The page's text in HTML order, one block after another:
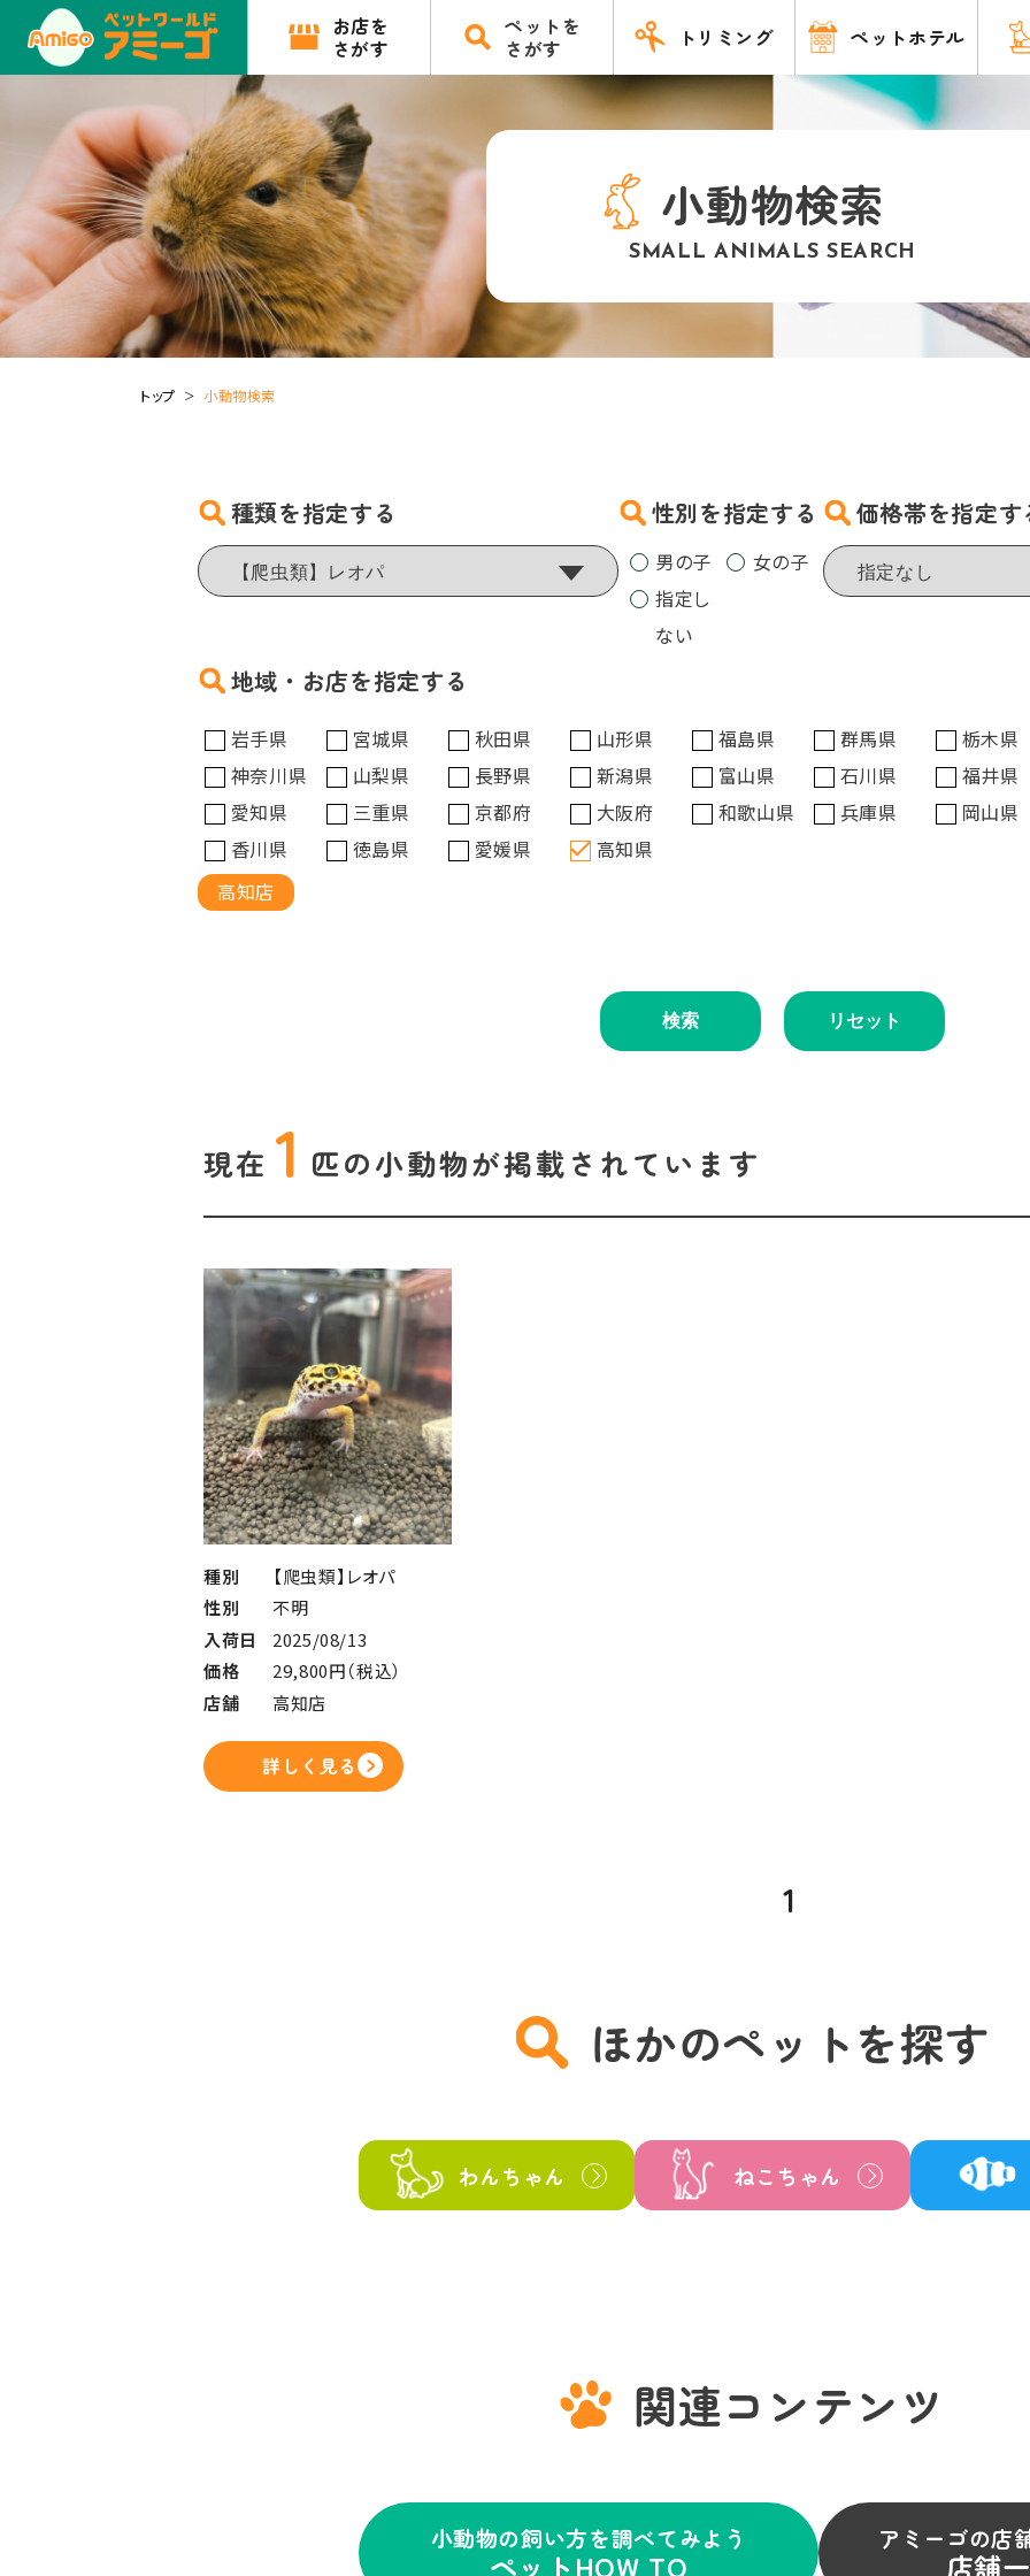
お店を
さがす
ペットを
さがす
トリミング ペットホテル
小動物検索
SMALL ANIMALS SEARCH
トップ 小動物検索
種類を指定する 性別を指定する
男の子
女の子
指定し
ない
価格帯を指定す
地域・お店を指定する
岩手県 宮城県 秋田県 山形県 福島県 群馬県
栃木県
神奈川県
山梨県 長野県 新潟県 富山県 石川県
福井県
愛知県
三重県 京都府 大阪府 和歌山県 兵庫県
岡山県
香川県
徳島県 愛媛県
高知県
高知店
検索 リセット
現在 1 匹の小動物が掲載されています
種別
【爬虫類】レオパ
性別
不明
入荷日
2025/08/13
価格
29,800円（税込）
店舗
高知店
詳しく見る
1
ほかのペットを探す
わんちゃん ねこちゃん
関連コンテンツ
小動物の飼い方を調べてみよう
ペットHOW TO
アミーゴの店
店舗